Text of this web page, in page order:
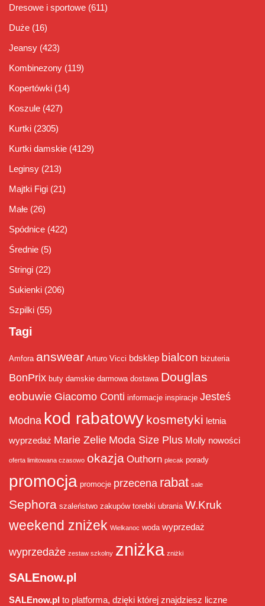
Dresowe i sportowe (611)
Duże (16)
Jeansy (423)
Kombinezony (119)
Kopertówki (14)
Koszule (427)
Kurtki (2305)
Kurtki damskie (4129)
Leginsy (213)
Majtki Figi (21)
Małe (26)
Spódnice (422)
Średnie (5)
Stringi (22)
Sukienki (206)
Szpilki (55)
Tagi
Amfora answear Arturo Vicci bdsklep bialcon biżuteria
BonPrix buty damskie darmowa dostawa Douglas
eobuwie Giacomo Conti informacje inspiracje Jesteś
Modna kod rabatowy kosmetyki letnia
wyprzedaż Marie Zelie Moda Size Plus Molly nowości
oferta limitowana czasowo okazja Outhorn plecak porady
promocja promocje przecena rabat sale
Sephora szaleństwo zakupów torebki ubrania W.Kruk
weekend zniżek Wielkanoc woda wyprzedaż
wyprzedaże zestaw szkolny zniżka zniżki
SALEnow.pl
SALEnow.pl to platforma, dzięki której znajdziesz liczne